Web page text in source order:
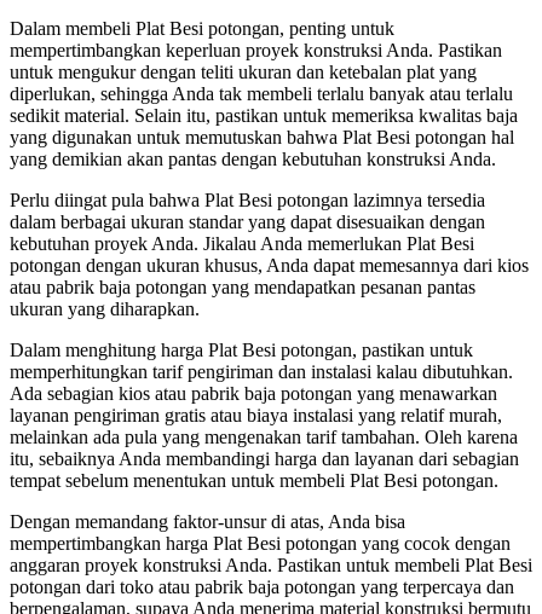
Dalam membeli Plat Besi potongan, penting untuk
mempertimbangkan keperluan proyek konstruksi Anda. Pastikan
untuk mengukur dengan teliti ukuran dan ketebalan plat yang
diperlukan, sehingga Anda tak membeli terlalu banyak atau terlalu
sedikit material. Selain itu, pastikan untuk memeriksa kwalitas baja
yang digunakan untuk memutuskan bahwa Plat Besi potongan hal
yang demikian akan pantas dengan kebutuhan konstruksi Anda.
Perlu diingat pula bahwa Plat Besi potongan lazimnya tersedia
dalam berbagai ukuran standar yang dapat disesuaikan dengan
kebutuhan proyek Anda. Jikalau Anda memerlukan Plat Besi
potongan dengan ukuran khusus, Anda dapat memesannya dari kios
atau pabrik baja potongan yang mendapatkan pesanan pantas
ukuran yang diharapkan.
Dalam menghitung harga Plat Besi potongan, pastikan untuk
memperhitungkan tarif pengiriman dan instalasi kalau dibutuhkan.
Ada sebagian kios atau pabrik baja potongan yang menawarkan
layanan pengiriman gratis atau biaya instalasi yang relatif murah,
melainkan ada pula yang mengenakan tarif tambahan. Oleh karena
itu, sebaiknya Anda membandingi harga dan layanan dari sebagian
tempat sebelum menentukan untuk membeli Plat Besi potongan.
Dengan memandang faktor-unsur di atas, Anda bisa
mempertimbangkan harga Plat Besi potongan yang cocok dengan
anggaran proyek konstruksi Anda. Pastikan untuk membeli Plat Besi
potongan dari toko atau pabrik baja potongan yang terpercaya dan
berpengalaman, supaya Anda menerima material konstruksi bermutu